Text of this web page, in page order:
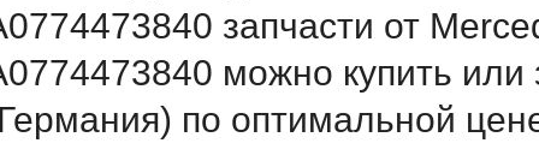
запчасти от
можно купить или
по оптимальной